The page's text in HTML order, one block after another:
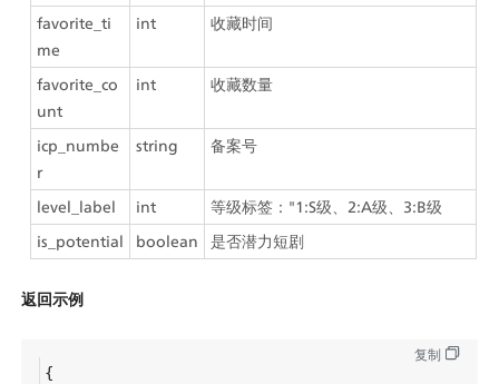
favorite_ti
me
int 收藏时间
favorite_co
unt
int 收藏数量
icp_numbe
r
string 备案号
level_label int
等级标签："1:S级、2:A级、3:B级
is_potential
boolean 是否潜力短剧
返回示例
复制
{